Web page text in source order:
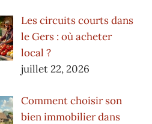
Les circuits courts dans
le Gers : où acheter
local ?
juillet 22, 2026
Comment choisir son
bien immobilier dans